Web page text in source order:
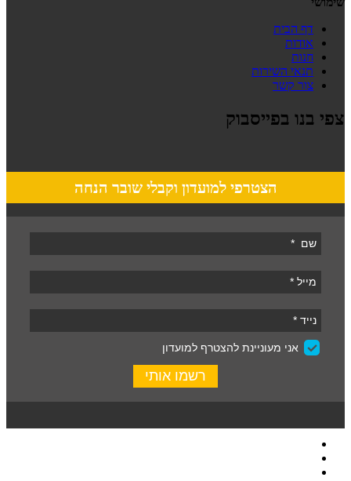
דף הבית
אודות
חנות
תנאי השירות
צור קשר
צפי בנו בפייסבוק
הצטרפי למועדון וקבלי שובר הנחה